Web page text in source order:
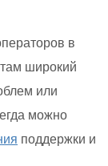
в
широкий
или
можно
поддержки и